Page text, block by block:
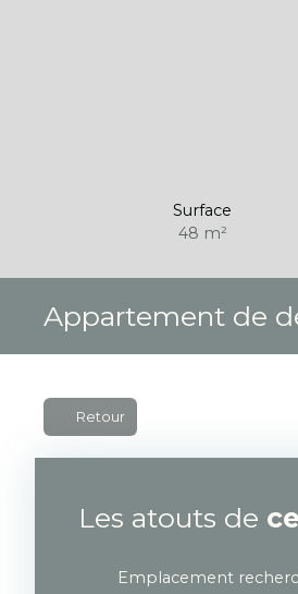
Surface
48 m²
Appartement de
Retour
Les atouts de
Emplacement